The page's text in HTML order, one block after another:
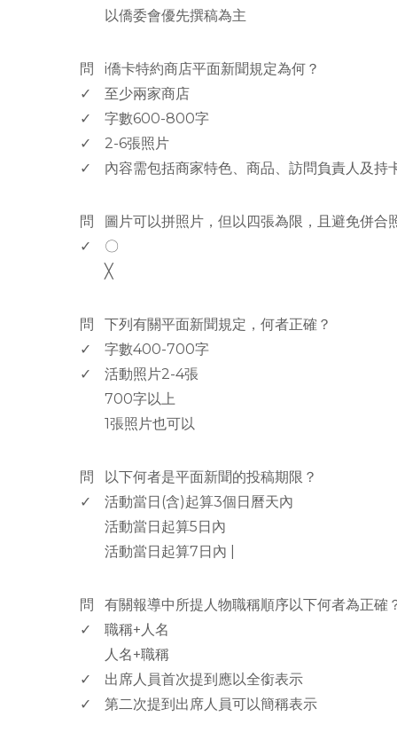
以僑委會優先撰稿為主
問
i僑卡特約商店平面新聞規定為何？
✓
至少兩家商店
✓
字數600-800字
✓
2-6張照片
✓
內容需包括商家特色、商品、訪問負責人及持
問
圖片可以拼照片，但以四張為限，且避免併合
✓
〇
╳
問
下列有關平面新聞規定，何者正確？
✓
字數400-700字
✓
活動照片2-4張
700字以上
1張照片也可以
問
以下何者是平面新聞的投稿期限？
✓
活動當日(含)起算3個日曆天內
活動當日起算5日內
活動當日起算7日內 |
問
有關報導中所提人物職稱順序以下何者為正確
✓
職稱+人名
人名+職稱
✓
出席人員首次提到應以全銜表示
✓
第二次提到出席人員可以簡稱表示